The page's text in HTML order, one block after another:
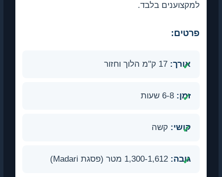
למקצוענים בלבד.
פרטים:
אורך:17 ק"מ הלוך וחזור
קושי:קשה
גובה:1,300-1,612 מטר (פסגת Madari)